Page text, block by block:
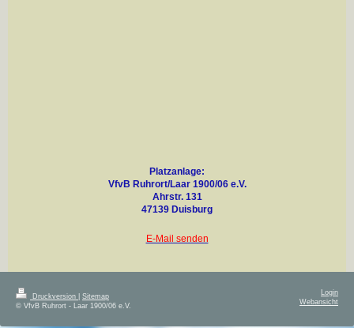
Platzanlage:
VfvB Ruhrort/Laar 1900/06 e.V.
Ahrstr. 131
47139 Duisburg
E-Mail senden
Druckversion
Sitemap
© VfvB Ruhrort - Laar 1900/06 e.V.
Login
Webansicht